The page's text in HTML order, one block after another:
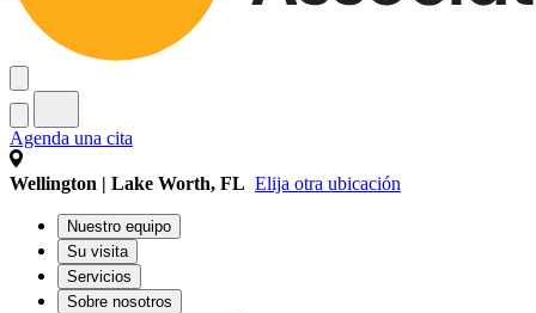
Agenda una cita
Wellington | Lake Worth, FL Elija otra ubicación
Nuestro equipo
Su visita
Servicios
Sobre nosotros